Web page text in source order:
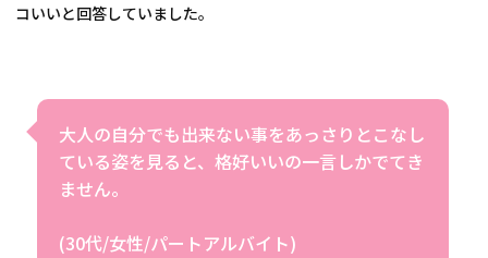
コいいと回答していました。
大人の自分でも出来ない事をあっさりとこなし
ている姿を見ると、格好いいの一言しかでてき
ません。
(30代/女性/パートアルバイト)